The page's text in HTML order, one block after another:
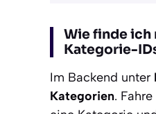
Wie finde ich
Kategorie-
Im Backend unter
Kategorien.